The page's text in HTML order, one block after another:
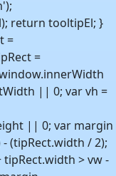
return tooltipEl; }
=
=
|| 0; var vh =
|| 0; var margin
(tipRect.width / 2);
> vw -